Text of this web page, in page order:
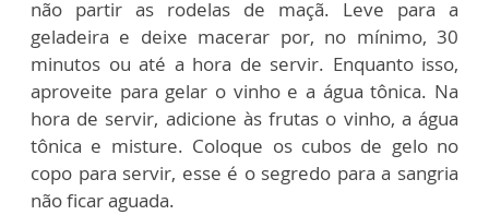
não partir as rodelas de maçã. Leve para a
geladeira e deixe macerar por, no mínimo, 30
minutos ou até a hora de servir. Enquanto isso,
aproveite para gelar o vinho e a água tônica. Na
hora de servir, adicione às frutas o vinho, a água
tônica e misture. Coloque os cubos de gelo no
copo para servir, esse é o segredo para a sangria
não ficar aguada.